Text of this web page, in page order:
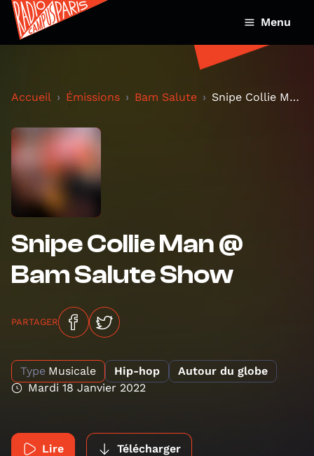
Menu
Accueil Émissions Bam Salute Snipe Collie Man @ Bam Salute Show
Snipe Collie Man @
Bam Salute Show
PARTAGER
Type Musicale Hip-hop
Autour du globe
Mardi 18 Janvier 2022
Lire Télécharger